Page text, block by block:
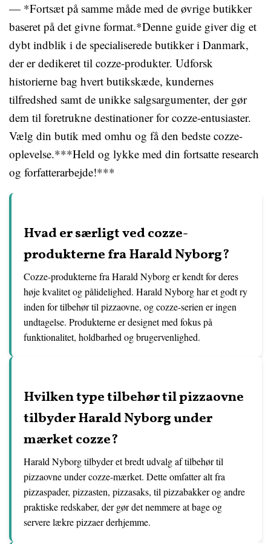
— *Fortsæt på samme måde med de øvrige butikker
baseret på det givne format.*Denne guide giver dig et
dybt indblik i de specialiserede butikker i Danmark,
der er dedikeret til cozze-produkter. Udforsk
historierne bag hvert butikskæde, kundernes
tilfredshed samt de unikke salgsargumenter, der gør
dem til foretrukne destinationer for cozze-entusiaster.
Vælg din butik med omhu og få den bedste cozze-
oplevelse.***Held og lykke med din fortsatte research
og forfatterarbejde!***
Hvad er særligt ved cozze-
produkterne fra Harald Nyborg?
Cozze-produkterne fra Harald Nyborg er kendt for deres
høje kvalitet og pålidelighed. Harald Nyborg har et godt ry
inden for tilbehør til pizzaovne, og cozze-serien er ingen
undtagelse. Produkterne er designet med fokus på
funktionalitet, holdbarhed og brugervenlighed.
Hvilken type tilbehør til pizzaovne
tilbyder Harald Nyborg under
mærket cozze?
Harald Nyborg tilbyder et bredt udvalg af tilbehør til
pizzaovne under cozze-mærket. Dette omfatter alt fra
pizzaspader, pizzasten, pizzasaks, til pizzabakker og andre
praktiske redskaber, der gør det nemmere at bage og
servere lækre pizzaer derhjemme.